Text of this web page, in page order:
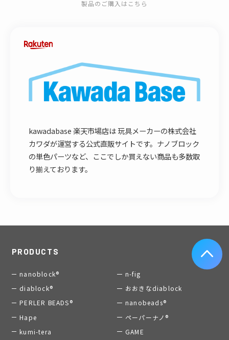
製品のご購入はこちら
kawadabase 楽天市場店は 玩具メーカーの株式会社
カワダが運営する公式直販サイトです。ナノブロック
の単色パーツなど、ここでしか買えない商品も多数取
り揃えております。
PRODUCTS
nanoblock®
n-fig
diablock®
おおきなdiablock
PERLER BEADS®
nanobeads®
Hape
ペーパーナノ®
kumi-tera
GAME